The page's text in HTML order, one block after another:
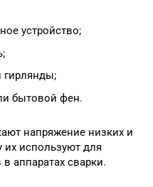
устройство;
гирлянды;
бытовой фен.
напряжение низких и
используют для
аппаратах сварки.